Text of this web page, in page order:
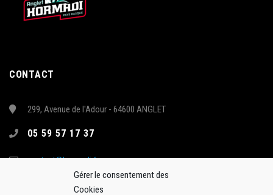
Gérer le consentement des
Cookies
CONTACT
299, Avenue de l'Adour - 64600 ANGLET
05 59 57 17 37
contact@hormadi.fr